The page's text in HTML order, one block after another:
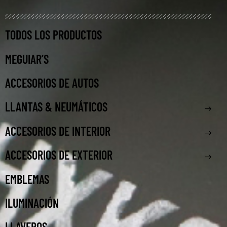
TODOS LOS PRODUCTOS
MEGUIAR’S
ACCESORIOS DE AUTOS
LLANTAS & NEUMÁTICOS
ACCESORIOS DE INTERIOR
ACCESORIOS DE EXTERIOR
EMBLEMAS
ILUMINACIÓN